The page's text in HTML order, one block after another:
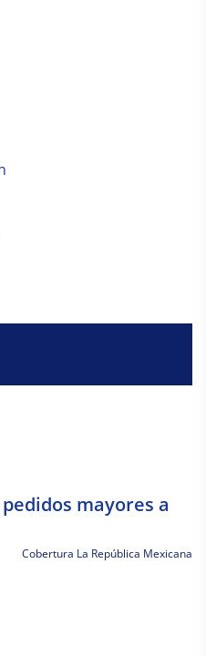
mayores a
Cobertura La República Mexicana